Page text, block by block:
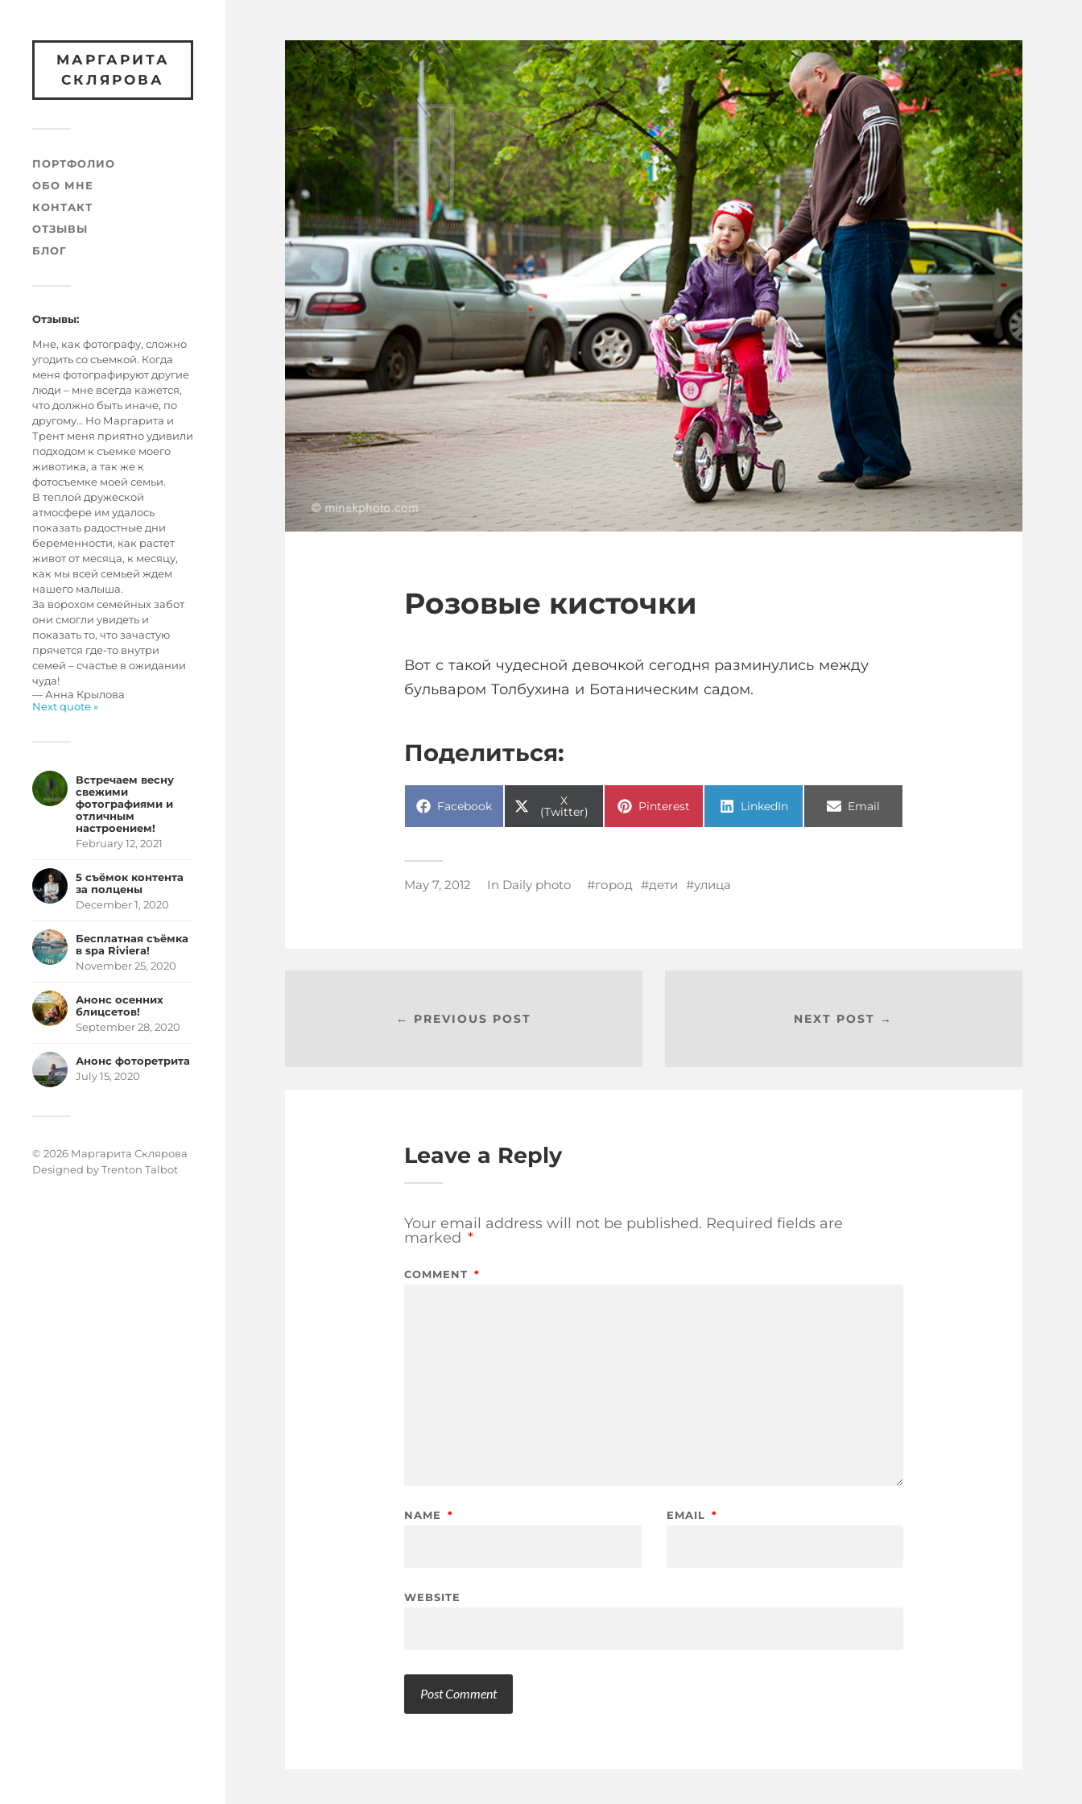
МАРГАРИТА
СКЛЯРОВА
ПОРТФОЛИО
ОБО МНЕ
КОНТАКТ
ОТЗЫВЫ
БЛОГ
Отзывы:
Мне, как фотографу, сложно
угодить со съемкой. Когда
меня фотографируют другие
люди – мне всегда кажется,
что должно быть иначе, по
другому… Но Маргарита и
Трент меня приятно удивили
подходом к съемке моего
животика, а так же к
фотосъемке моей семьи.
В теплой дружеской
атмосфере им удалось
показать радостные дни
беременности, как растет
живот от месяца, к месяцу,
как мы всей семьей ждем
нашего малыша.
За ворохом семейных забот
они смогли увидеть и
показать то, что зачастую
прячется где-то внутри
семей – счастье в ожидании
чуда!
— Анна Крылова
Next quote »
Встречаем весну
свежими
фотографиями и
отличным
настроением!
February 12, 2021
5 съёмок контента
за полцены
December 1, 2020
Бесплатная съёмка
в spa Riviera!
November 25, 2020
Анонс осенних
блицсетов!
September 28, 2020
Анонс фоторетрита
July 15, 2020
© 2026 Маргарита Склярова
Designed byTrenton Talbot
Розовые кисточки
Вот с такой чудесной девочкой сегодня разминулись между
бульваром Толбухина и Ботаническим садом.
Поделиться:
Facebook X
(Twitter) Pinterest LinkedIn Email
May 7, 2012 In Daily photo город дети улица
← PREVIOUS POST NEXT POST →
Leave a Reply
Your email address will not be published. Required fields are
marked *
COMMENT *
NAME * EMAIL *
WEBSITE